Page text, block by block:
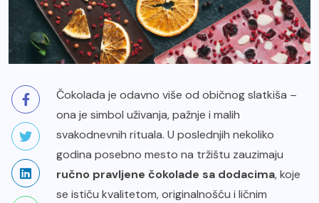
Čokolada je odavno više od običnog slatkiša –
ona je simbol uživanja, pažnje i malih
svakodnevnih rituala. U poslednjih nekoliko
godina posebno mesto na tržištu zauzimaju
ručno pravljene čokolade sa dodacima, koje
se ističu kvalitetom, originalnošću i ličnim